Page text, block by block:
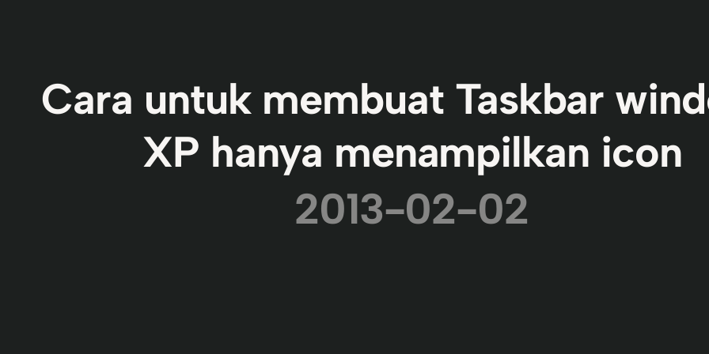
Cara untuk membuat Taskbar
XP hanya menampilkan icon
2013-02-02